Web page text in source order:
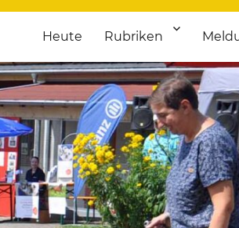
für
Termine von Kultur bis Sport, von
Heute Rubriken